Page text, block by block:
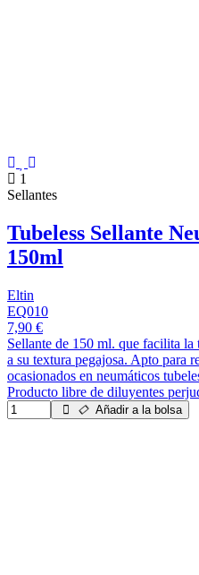
1
Sellantes
Tubeless Sellante
150ml
Eltin
EQ010
7,90 €
Sellante de 150 ml. que facilita
a su textura pegajosa. Apto para
ocasionados en neumáticos
Producto libre de diluyentes
Añadir a la bolsa